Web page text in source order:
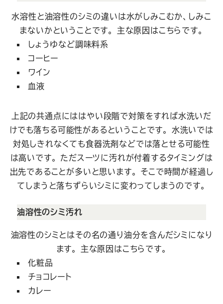
水溶性と油溶性のシミの違いは水がしみこむか、しみこ
まないかということです。 主な原因はこちらです。
しょうゆなど調味料系
コーヒー
ワイン
血液
上記の共通点にははやい段階で対策をすれば水洗いだ
けでも落ちる可能性があるということです。 水洗いでは
対処しきれなくても食器洗剤などでは落とせる可能性
は高いです。 ただスーツに汚れが付着するタイミングは
出先であることが多いと思います。 そこで時間が経過し
てしまうと落ちずらいシミに変わってしまうのです。
油溶性のシミ汚れ
油溶性のシミとはその名の通り油分を含んだシミになり
ます。 主な原因はこちらです。
化粧品
チョコレート
カレー